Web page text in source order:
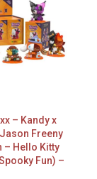
Sie dient als
beliebten
Ausstellung
Verpassen
nach Hause
Reise durch
Stranger
– Kandy x
Freeny
– Hello Kitty
Fun) –